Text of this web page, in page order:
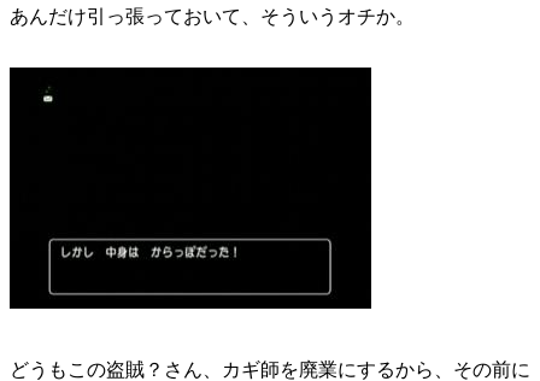
あんだけ引っ張っておいて、そういうオチか。
どうもこの盗賊？さん、カギ師を廃業にするから、その前に